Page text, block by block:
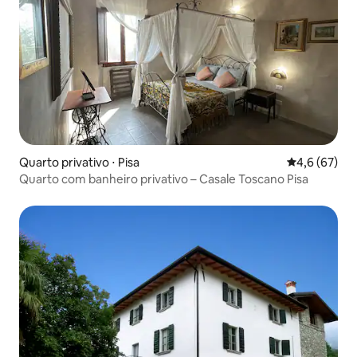
Quarto privativo ⋅ Pisa 4,6 de uma
4,6 (67)
Quarto com banheiro privativo – Casale Toscano Pisa